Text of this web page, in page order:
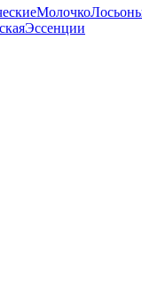
Молочко
Эссенции